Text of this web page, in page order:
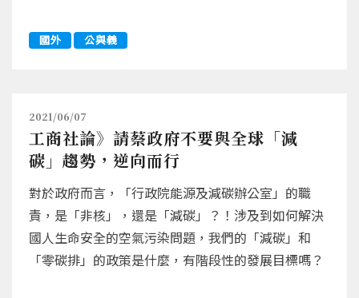
國外 公與義
2021/06/07
工商社論》請蔡政府不要與全球「減
碳」趨勢，逆向而行
對於政府而言，「行政院能源及減碳辦公室」的職
責，是「非核」，還是「減碳」？！涉及到如何解決
國人生命安全的空氣污染問題，我們的「減碳」和
「零碳排」的政策是什麼，有階段性的發展目標嗎？